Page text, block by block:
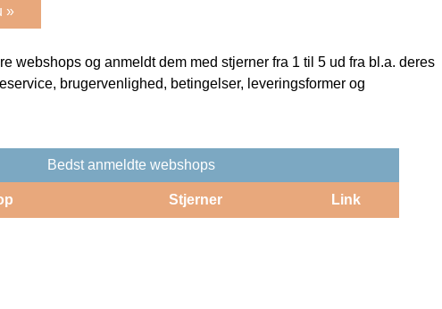
»
webshops og anmeldt dem med stjerner fra 1 til 5 ud fra bl.a. deres
brugervenlighed, betingelser, leveringsformer og
Bedst anmeldte webshops
Stjerner Link